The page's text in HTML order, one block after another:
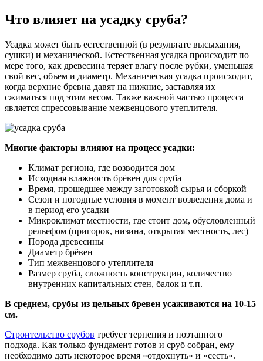
Что влияет на усадку сруба?
Усадка может быть естественной (в результате высыхания,
сушки) и механической. Естественная усадка происходит по
мере того, как древесина теряет влагу после рубки, уменьшая
свой вес, объем и диаметр. Механическая усадка происходит,
когда верхние бревна давят на нижние, заставляя их
сжиматься под этим весом. Также важной частью процесса
является спрессовывание межвенцового утеплителя.
Многие факторы влияют на процесс усадки:
Климат региона, где возводится дом
Исходная влажность брёвен для сруба
Время, прошедшее между заготовкой сырья и сборкой
Сезон и погодные условия в момент возведения дома и
в период его усадки
Микроклимат местности, где стоит дом, обусловленный
рельефом (пригорок, низина, открытая местность, лес)
Порода древесины
Диаметр брёвен
Тип межвенцового утеплителя
Размер сруба, сложность конструкции, количество
внутренних капитальных стен, балок и т.п.
В среднем, срубы из цельных бревен усаживаются на 10-15
см.
Строительство срубов требует терпения и поэтапного
подхода. Как только фундамент готов и сруб собран, ему
необходимо дать некоторое время «отдохнуть» и «сесть».